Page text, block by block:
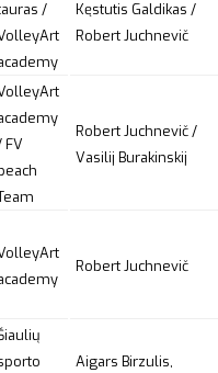
/
Kęstutis Galdikas /
Robert Juchnevič
FV
Robert Juchnevič /
Vasilij Burakinskij
Robert Juchnevič
Aigars Birzulis,